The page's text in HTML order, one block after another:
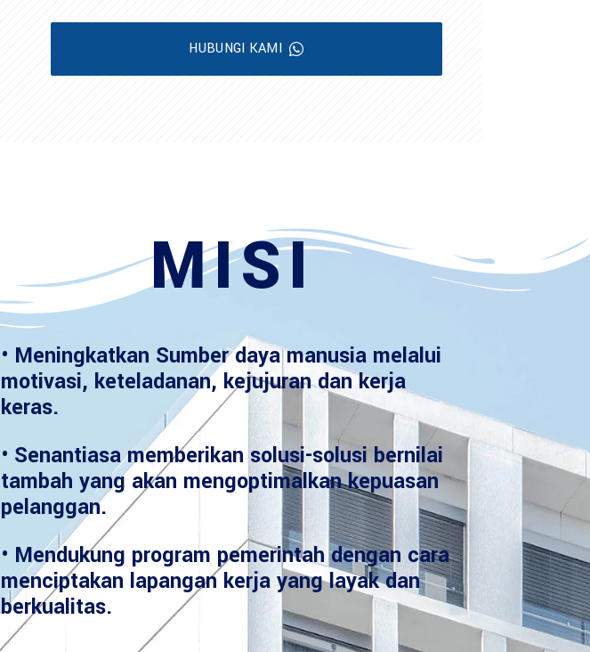
HUBUNGI KAMI
MISI
• Meningkatkan Sumber daya manusia melalui
motivasi, keteladanan, kejujuran dan kerja
keras.
• Senantiasa memberikan solusi-solusi bernilai
tambah yang akan mengoptimalkan kepuasan
pelanggan.
• Mendukung program pemerintah dengan cara
menciptakan lapangan kerja yang layak dan
berkualitas.